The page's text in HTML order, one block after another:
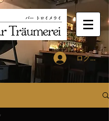
ログイン